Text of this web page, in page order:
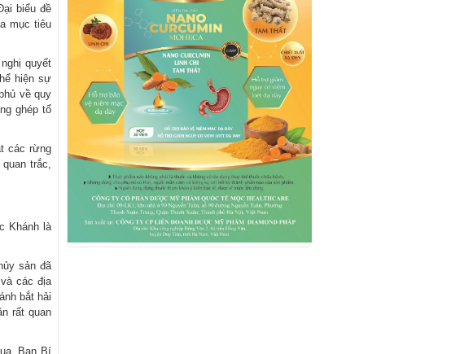
biểu đề
mục tiêu
quyết
hiện sự
về quy
ghép tổ
các rừng
trắc,
Khánh là
sản đã
các địa
bắt hải
rất quan
Ban Bí